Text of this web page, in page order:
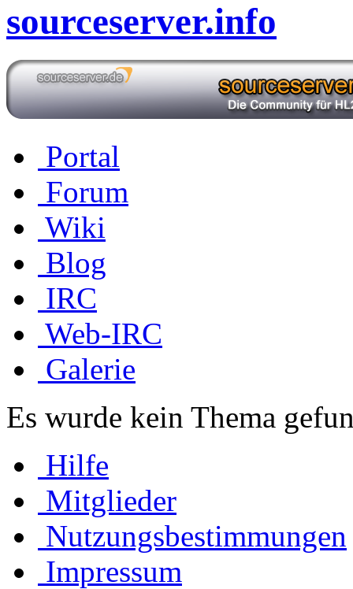
sourceserver.info
Portal
Forum
Wiki
Blog
IRC
Web-IRC
Galerie
Es wurde kein Thema
Hilfe
Mitglieder
Nutzungsbestimmungen
Impressum